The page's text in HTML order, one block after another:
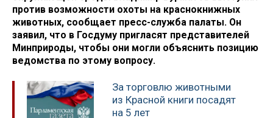
против возможности охоты на краснокнижных
животных, сообщает пресс-служба палаты. Он
заявил, что в Госдуму пригласят представителей
Минприроды, чтобы они могли объяснить позицию
ведомства по этому вопросу.
За торговлю животными
из Красной книги посадят
на 5 лет